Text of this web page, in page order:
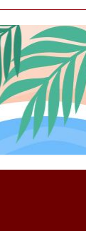
Bancarella,
Andrea Frediani
TV
VIDEO IN
BESTSELLER DI
tratto da “Non è
Kingsley riceve il